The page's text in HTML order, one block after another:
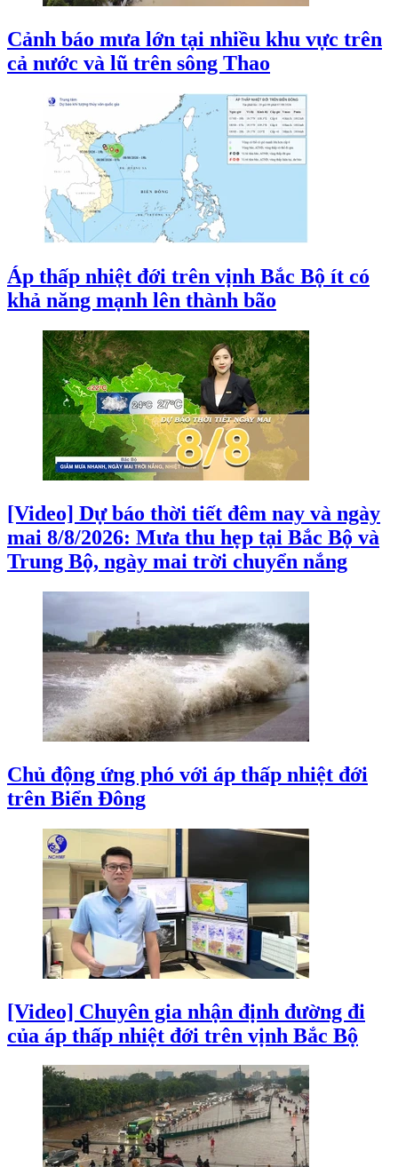
Cảnh báo mưa lớn tại nhiều khu vực trên
cả nước và lũ trên sông Thao
Áp thấp nhiệt đới trên vịnh Bắc Bộ ít có
khả năng mạnh lên thành bão
[Video] Dự báo thời tiết đêm nay và ngày
mai 8/8/2026: Mưa thu hẹp tại Bắc Bộ và
Trung Bộ, ngày mai trời chuyển nắng
Chủ động ứng phó với áp thấp nhiệt đới
trên Biển Đông
[Video] Chuyên gia nhận định đường đi
của áp thấp nhiệt đới trên vịnh Bắc Bộ